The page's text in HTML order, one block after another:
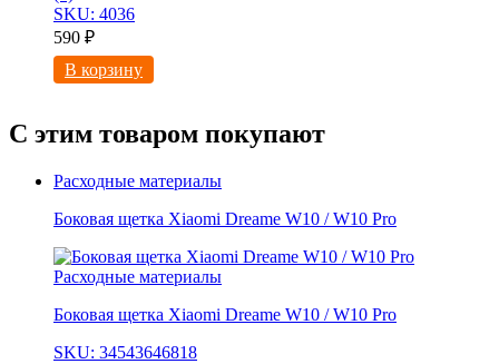
SKU: 4036
590 ₽
В корзину
С этим товаром покупают
Расходные материалы
Боковая щетка Xiaomi Dreame W10 / W10 Pro
Расходные материалы
Боковая щетка Xiaomi Dreame W10 / W10 Pro
SKU: 34543646818